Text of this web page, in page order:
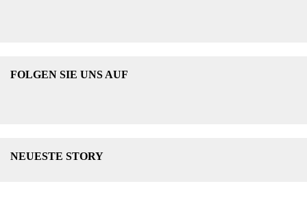
FOLGEN SIE UNS AUF
NEUESTE STORY